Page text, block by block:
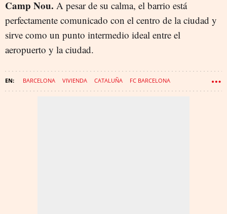
Camp Nou. A pesar de su calma, el barrio está
perfectamente comunicado con el centro de la ciudad y
sirve como un punto intermedio ideal entre el
aeropuerto y la ciudad.
BARCELONA VIVIENDA CATALUÑA FC BARCELONA